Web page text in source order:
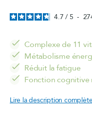
4.7 / 5 -
Complexe de 11
Métabolisme
Réduit la fatigue
Fonction cognitive
Lire la description